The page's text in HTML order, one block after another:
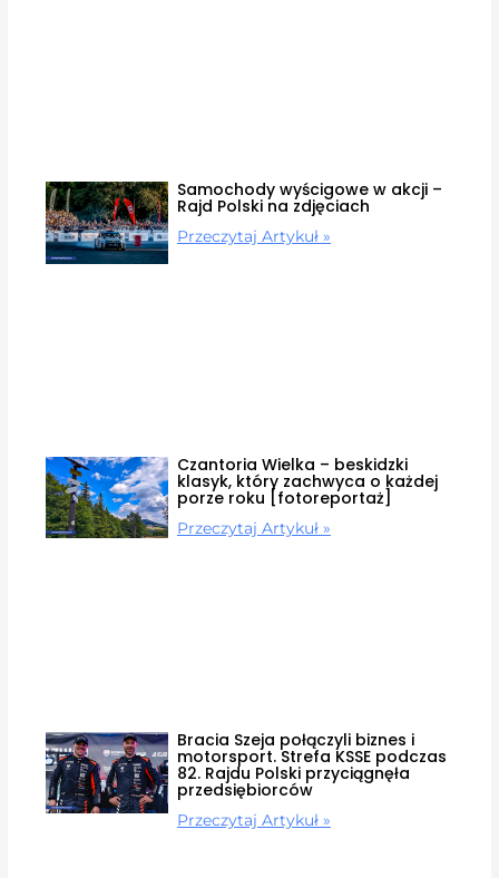
Samochody wyścigowe w akcji –
Rajd Polski na zdjęciach
Przeczytaj Artykuł »
Czantoria Wielka – beskidzki
klasyk, który zachwyca o każdej
porze roku [fotoreportaż]
Przeczytaj Artykuł »
Bracia Szeja połączyli biznes i
motorsport. Strefa KSSE podczas
82. Rajdu Polski przyciągnęła
przedsiębiorców
Przeczytaj Artykuł »